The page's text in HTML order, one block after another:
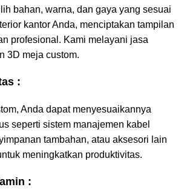
bahan, warna, dan gaya yang sesuai
kantor Anda, menciptakan tampilan
profesional. Kami melayani jasa
3D meja custom.
:
Anda dapat menyesuaikannya
seperti sistem manajemen kabel
tambahan, atau aksesori lain
meningkatkan produktivitas.
: